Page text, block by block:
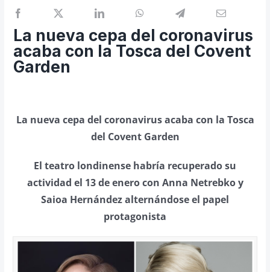
Recomendación
Cosas de Beckmesser
Nosotros y privacidad
Buscar:
La nueva cepa del coronavirus
acaba con la Tosca del Covent
Garden
La nueva cepa del coronavirus acaba con la Tosca
del Covent Garden
El teatro londinense habría recuperado su
actividad el 13 de enero con Anna Netrebko y
Saioa Hernández alternándose el papel
protagonista